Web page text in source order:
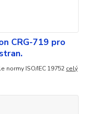
CRG-719 pro
normy ISO/IEC 19752 celý